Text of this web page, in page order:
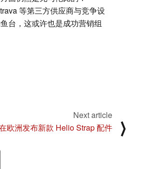
等第三方供应商与竞争设
台，这或许也是成功营销组
Next article
欧洲发布新款 Helio Strap 配件
⟩